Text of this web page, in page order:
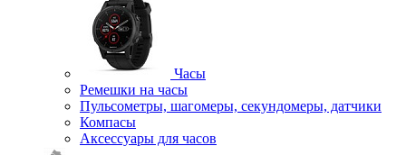
Часы
Ремешки на часы
Пульсометры, шагомеры, секундомеры, датчики
Компасы
Аксессуары для часов